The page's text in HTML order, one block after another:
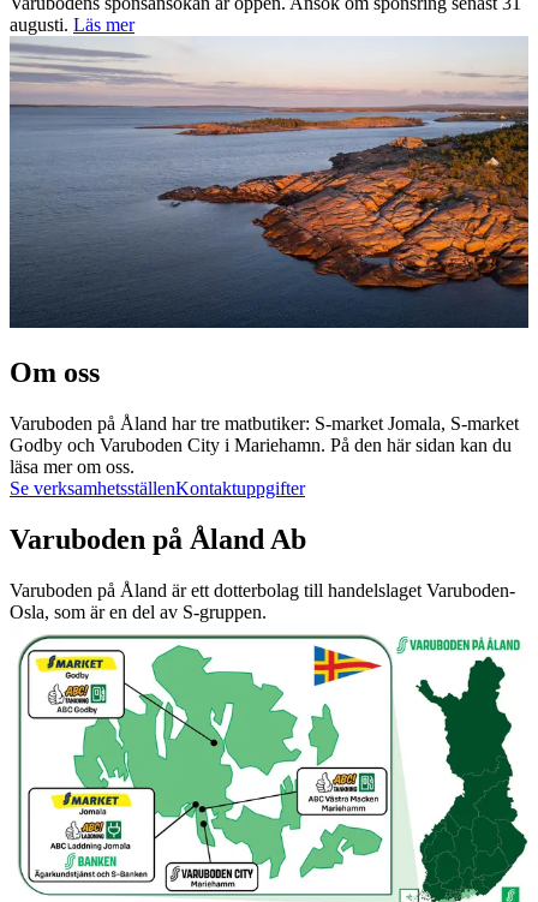
augusti. Läs mer
Om oss
Varuboden på Åland har tre matbutiker: S-market Jomala, S-market
Godby och Varuboden City i Mariehamn. På den här sidan kan du
läsa mer om oss.
Se verksamhetsställenKontaktuppgifter
Varuboden på Åland Ab
Varuboden på Åland är ett dotterbolag till handelslaget Varuboden-
Osla, som är en del av S-gruppen.